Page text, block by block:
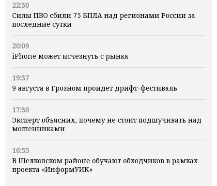
22:30
Силы ПВО сбили 75 БПЛА над регионами России за
последние сутки
20:09
iPhone может исчезнуть с рынка
19:37
9 августа в Грозном пройдет дрифт-фестиваль
17:30
Эксперт объяснил, почему не стоит подшучивать над
мошенниками
16:55
В Шелковском районе обучают обходчиков в рамках
проекта «ИнформУИК»